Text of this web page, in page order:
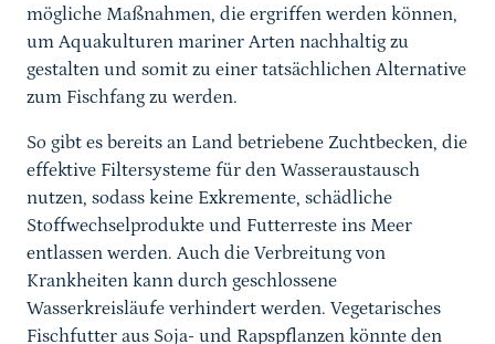
mögliche Maßnahmen, die ergriffen werden können,
um Aquakulturen mariner Arten nachhaltig zu
gestalten und somit zu einer tatsächlichen Alternative
zum Fischfang zu werden.
So gibt es bereits an Land betriebene Zuchtbecken, die
effektive Filtersysteme für den Wasseraustausch
nutzen, sodass keine Exkremente, schädliche
Stoffwechselprodukte und Futterreste ins Meer
entlassen werden. Auch die Verbreitung von
Krankheiten kann durch geschlossene
Wasserkreisläufe verhindert werden. Vegetarisches
Fischfutter aus Soja- und Rapspflanzen könnte den